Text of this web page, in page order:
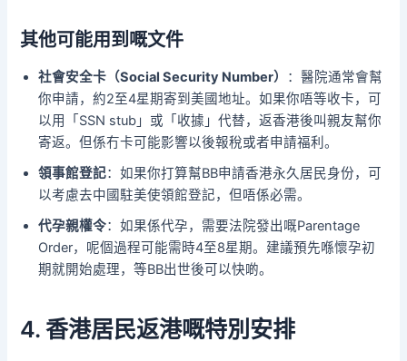
其他可能用到嘅文件
社會安全卡（Social Security Number） ：醫院通常會幫
你申請，約2至4星期寄到美國地址。如果你唔等收卡，可
以用「SSN stub」或「收據」代替，返香港後叫親友幫你
寄返。但係冇卡可能影響以後報稅或者申請福利。
領事館登記：如果你打算幫BB申請香港永久居民身份，可
以考慮去中國駐美使領館登記，但唔係必需。
代孕親權令：如果係代孕，需要法院發出嘅Parentage
Order，呢個過程可能需時4至8星期。建議預先喺懷孕初
期就開始處理，等BB出世後可以快啲。
4. 香港居民返港嘅特別安排